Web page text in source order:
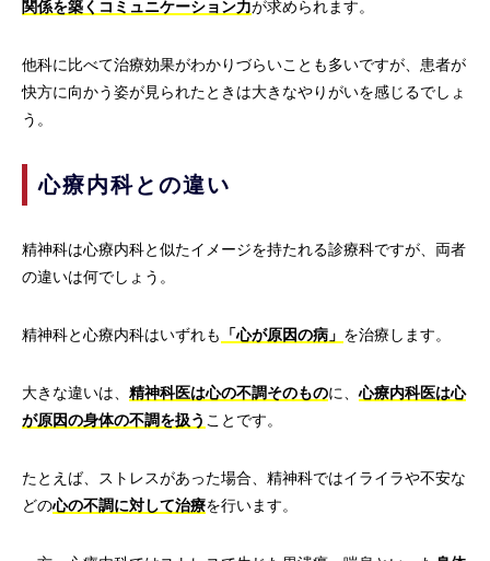
関係を築くコミュニケーション力が求められます。
他科に比べて治療効果がわかりづらいことも多いですが、患者が
快方に向かう姿が見られたときは大きなやりがいを感じるでしょ
う。
心療内科との違い
精神科は心療内科と似たイメージを持たれる診療科ですが、両者
の違いは何でしょう。
精神科と心療内科はいずれも 「心が原因の病」 を治療します。
大きな違いは、 精神科医は心の不調そのものに、 心療内科医は心
が原因の身体の不調を扱う ことです。
たとえば、ストレスがあった場合、精神科ではイライラや不安な
どの心の不調に対して治療を行います。